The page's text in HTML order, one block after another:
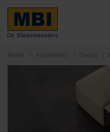
Home / Assortiment / Overig /